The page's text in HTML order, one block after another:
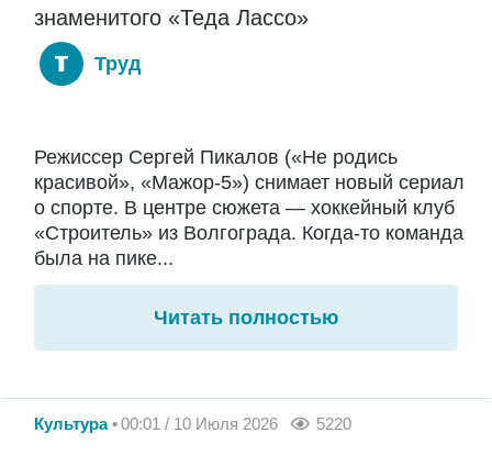
знаменитого «Теда Лассо»
Труд
Режиссер Сергей Пикалов («Не родись
красивой», «Мажор-5») снимает новый сериал
о спорте. В центре сюжета — хоккейный клуб
«Строитель» из Волгограда. Когда-то команда
была на пике...
Читать полностью
Культура 00:01 / 10 Июля 2026 5220